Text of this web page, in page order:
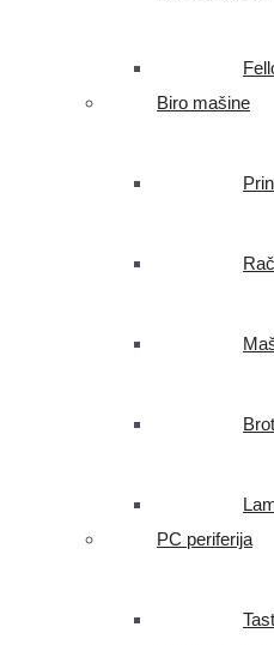
Biro mašine
PC periferija